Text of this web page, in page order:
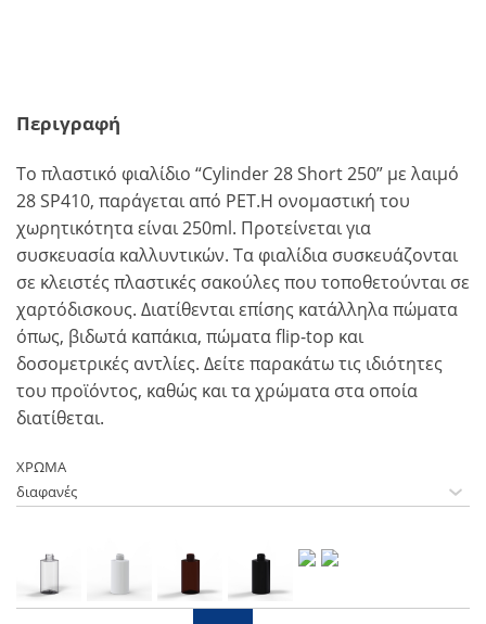
Περιγραφή
To πλαστικό φιαλίδιο “Cylinder 28 Short 250” με λαιμό
28 SP410, παράγεται από PET.Η ονομαστική του
χωρητικότητα είναι 250ml. Προτείνεται για
συσκευασία καλλυντικών. Τα φιαλίδια συσκευάζονται
σε κλειστές πλαστικές σακούλες που τοποθετούνται σε
χαρτόδισκους. Διατίθενται επίσης κατάλληλα πώματα
όπως, βιδωτά καπάκια, πώματα flip-top και
δοσομετρικές αντλίες. Δείτε παρακάτω τις ιδιότητες
του προϊόντος, καθώς και τα χρώματα στα οποία
διατίθεται.
ΧΡΩΜΑ